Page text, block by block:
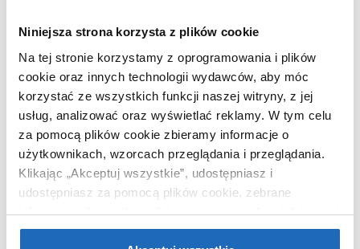
Niniejsza strona korzysta z plików cookie
Na tej stronie korzystamy z oprogramowania i plików
cookie oraz innych technologii wydawców, aby móc
korzystać ze wszystkich funkcji naszej witryny, z jej
usług, analizować oraz wyświetlać reklamy. W tym celu
za pomocą plików cookie zbieramy informacje o
użytkownikach, wzorcach przeglądania i przeglądania.
Klikając „Akceptuj wszystkie”, udostępniasz i
udostępniasz za pomocą plików cookie, zebrane
informacje dla użytkowników zewnętrznych, a także nasi
partnerzy reklamowi.Jeśli chcesz, włącz „Tylko
Waga z opakowaniem
1,16 kg
Dane producenta
Zobacz
WARTO DOKUPIĆ